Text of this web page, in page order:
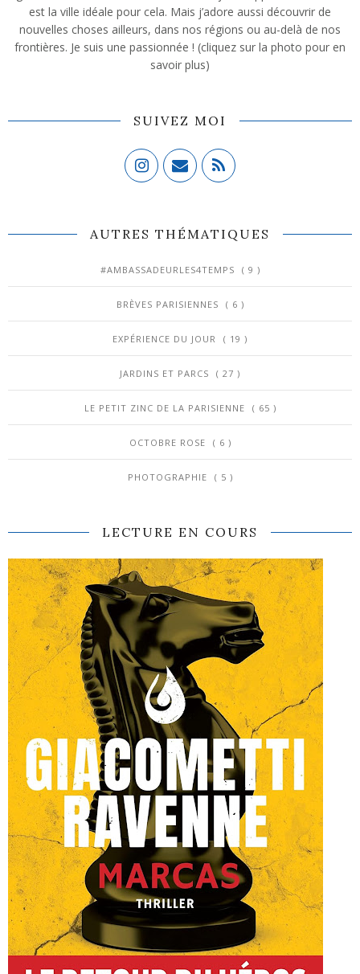
est la ville idéale pour cela. Mais j’adore aussi découvrir de
nouvelles choses ailleurs, dans nos régions ou au-delà de nos
frontières. Je suis une passionnée ! (cliquez sur la photo pour en
savoir plus)
SUIVEZ MOI
AUTRES THÉMATIQUES
#AMBASSADEURLES4TEMPS ( 9 )
BRÈVES PARISIENNES ( 6 )
EXPÉRIENCE DU JOUR ( 19 )
JARDINS ET PARCS ( 27 )
LE PETIT ZINC DE LA PARISIENNE ( 65 )
OCTOBRE ROSE ( 6 )
PHOTOGRAPHIE ( 5 )
LECTURE EN COURS